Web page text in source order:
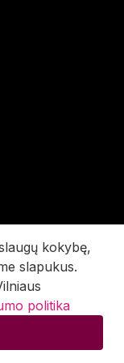
kokybę,
slapukus.
politika